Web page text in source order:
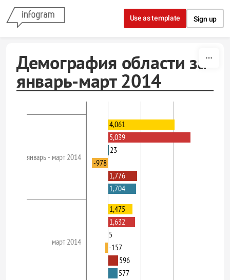
Skip to content
Use as template Sign up
Демография области за
январь-март 2014
январь - март 2014
март 2014
4,061
5,039
23
-978
1,776
1,704
1,475
1,632
5
-157
596
577